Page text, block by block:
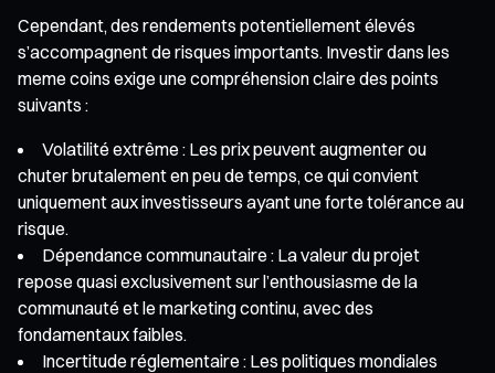
Cependant, des rendements potentiellement élevés
s’accompagnent de risques importants. Investir dans les
meme coins exige une compréhension claire des points
suivants :
Volatilité extrême : Les prix peuvent augmenter ou
chuter brutalement en peu de temps, ce qui convient
uniquement aux investisseurs ayant une forte tolérance au
risque.
Dépendance communautaire : La valeur du projet
repose quasi exclusivement sur l’enthousiasme de la
communauté et le marketing continu, avec des
fondamentaux faibles.
Incertitude réglementaire : Les politiques mondiales